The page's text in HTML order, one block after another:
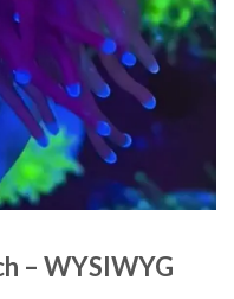
– WYSIWYG